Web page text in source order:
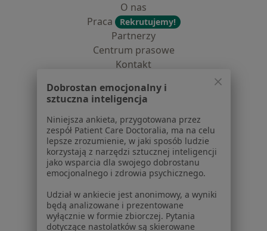
O nas
Praca
Rekrutujemy!
Partnerzy
Centrum prasowe
Kontakt
Dla pacjentów
Placówki medyczne
Pytania i odpowiedzi
Usługi i zabiegi
Choroby
Aplikacje mobilne
Blog dla pacjentów
Dobrostan emocjonalny i
sztuczna inteligencja
Niniejsza ankieta, przygotowana przez
zespół Patient Care Doctoralia, ma na celu
lepsze zrozumienie, w jaki sposób ludzie
korzystają z narzędzi sztucznej inteligencji
jako wsparcia dla swojego dobrostanu
emocjonalnego i zdrowia psychicznego.
Udział w ankiecie jest anonimowy, a wyniki
będą analizowane i prezentowane
wyłącznie w formie zbiorczej. Pytania
dotyczące nastolatków są skierowane